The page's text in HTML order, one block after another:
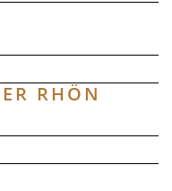
RHÖN